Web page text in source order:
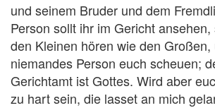
und seinem Bruder und dem
Person sollt ihr im Gericht
den Kleinen hören wie den Großen,
niemandes Person euch scheuen;
Gerichtamt ist Gottes. Wird aber
zu hart sein, die lasset an mich